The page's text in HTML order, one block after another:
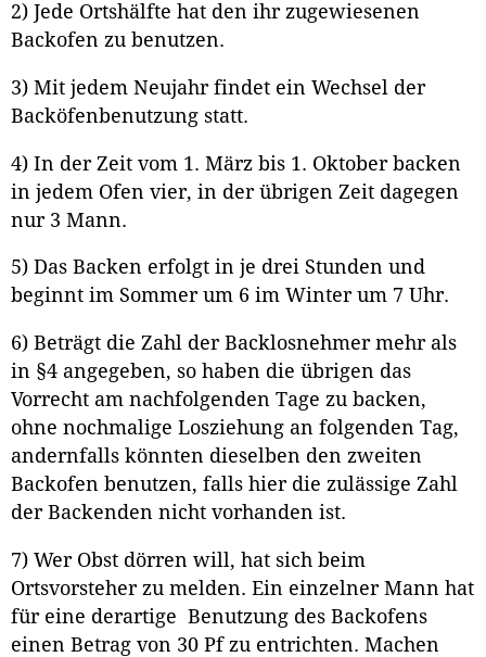
2) Jede Ortshälfte hat den ihr zugewiesenen
Backofen zu benutzen.
3) Mit jedem Neujahr findet ein Wechsel der
Backöfenbenutzung statt.
4) In der Zeit vom 1. März bis 1. Oktober backen
in jedem Ofen vier, in der übrigen Zeit dagegen
nur 3 Mann.
5) Das Backen erfolgt in je drei Stunden und
beginnt im Sommer um 6 im Winter um 7 Uhr.
6) Beträgt die Zahl der Backlosnehmer mehr als
in §4 angegeben, so haben die übrigen das
Vorrecht am nachfolgenden Tage zu backen,
ohne nochmalige Losziehung an folgenden Tag,
andernfalls könnten dieselben den zweiten
Backofen benutzen, falls hier die zulässige Zahl
der Backenden nicht vorhanden ist.
7) Wer Obst dörren will, hat sich beim
Ortsvorsteher zu melden. Ein einzelner Mann hat
für eine derartige Benutzung des Backofens
einen Betrag von 30 Pf zu entrichten. Machen